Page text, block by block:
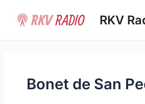
contenido
RKV
Bonet de San